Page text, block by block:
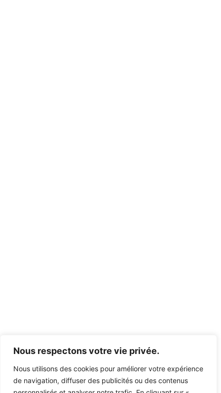
Nous respectons votre vie privée.
Nous utilisons des cookies pour améliorer votre expérience
de navigation, diffuser des publicités ou des contenus